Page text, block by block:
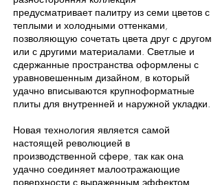
предусматривает палитру из семи цветов с
теплыми и холодными оттенками,
позволяющую сочетать цвета друг с другом
или с другими материалами. Светлые и
сдержанные пространства оформлены с
уравновешенным дизайном, в который
удачно вписываются крупноформатные
плиты для внутренней и наружной укладки.
Новая технология является самой
настоящей революцией в
производственной сфере, так как она
удачно соединяет малоотражающие
поверхности с выраженным эффектом